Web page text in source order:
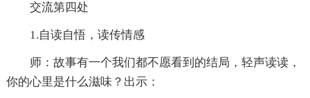
交流第四处
1.自读自悟，读传情感
师：故事有一个我们都不愿看到的结局，轻声读读，
你的心里是什么滋味？出示：